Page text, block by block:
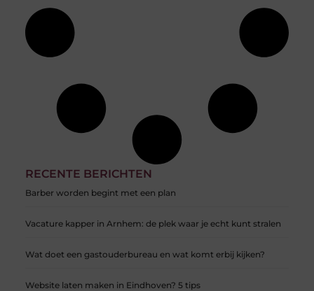
RECENTE BERICHTEN
Barber worden begint met een plan
Vacature kapper in Arnhem: de plek waar je echt kunt stralen
Wat doet een gastouderbureau en wat komt erbij kijken?
Website laten maken in Eindhoven? 5 tips